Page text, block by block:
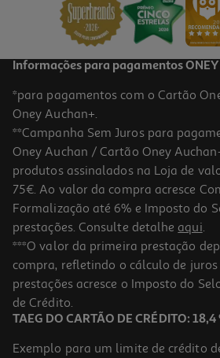
299,99 €
Camara Aventura Akaso Brave 4 Pro 4k
129.99 €/un
129,99 €
Informações para pagamentos ONEY
*para pagamentos com o Cartão
Oney Auchan+.
**Campanha Sem Juros para
Oney Auchan / Cartão Oney
produtos assinalados na Loja de
75€. Ao valor da compra acresce
Formalização até 6% e Imposto do
prestações. Consulte detalhe aqui.
***O valor da primeira prestação
compra, refletindo o cálculo de
prestações acresce o Imposto do
de Crédito.
TAEG DO CARTÃO DE CRÉDITO: 18,4
Exemplo para um limite de crédito